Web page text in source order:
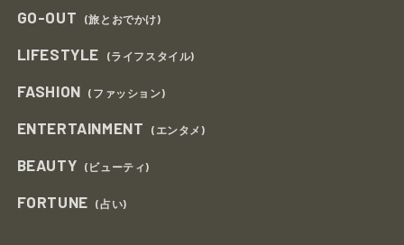
GO-OUT (旅とおでかけ)
LIFESTYLE (ライフスタイル)
FASHION (ファッション)
ENTERTAINMENT (エンタメ)
BEAUTY (ビューティ)
FORTUNE (占い)